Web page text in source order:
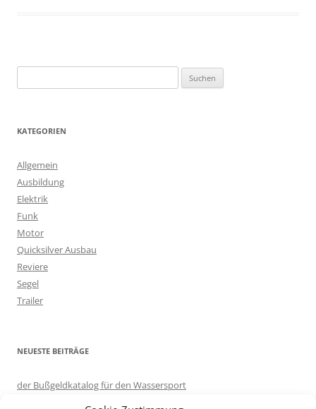
u
KATEGORIEN
Allgemein
Ausbildung
Elektrik
Funk
Motor
Quicksilver Ausbau
Reviere
Segel
Trailer
NEUESTE BEITRÄGE
der Bußgeldkatalog für den Wassersport